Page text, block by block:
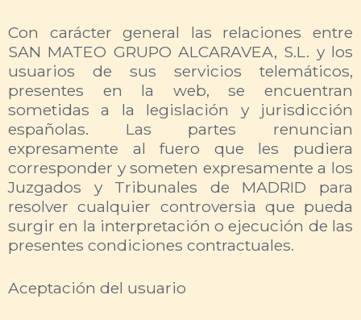
Con carácter general las relaciones entre
SAN MATEO GRUPO ALCARAVEA, S.L. y los
usuarios de sus servicios telemáticos,
presentes en la web, se encuentran
sometidas a la legislación y jurisdicción
españolas. Las partes renuncian
expresamente al fuero que les pudiera
corresponder y someten expresamente a los
Juzgados y Tribunales de MADRID para
resolver cualquier controversia que pueda
surgir en la interpretación o ejecución de las
presentes condiciones contractuales.
Aceptación del usuario